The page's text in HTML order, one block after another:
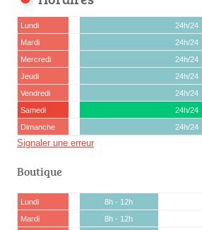
Lundi
24h/24
Mardi
24h/24
Mercredi
24h/24
Jeudi
24h/24
Vendredi
24h/24
Samedi
24h/24
Dimanche
24h/24
Signaler une erreur
Boutique
Lundi
8h - 12h
Mardi
8h - 12h